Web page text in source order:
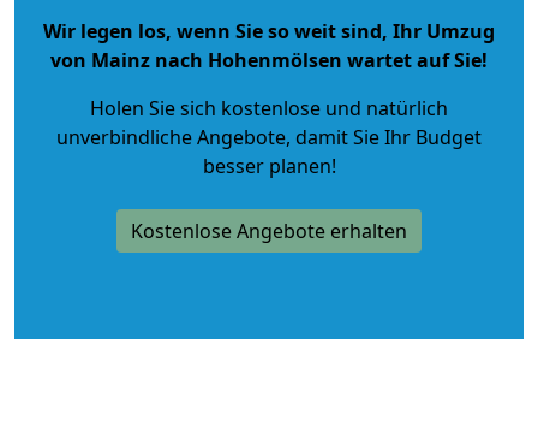
Wir legen los, wenn Sie so weit sind, Ihr Umzug
von Mainz nach Hohenmölsen wartet auf Sie!
Holen Sie sich kostenlose und natürlich
unverbindliche Angebote, damit Sie Ihr Budget
besser planen!
Kostenlose Angebote erhalten